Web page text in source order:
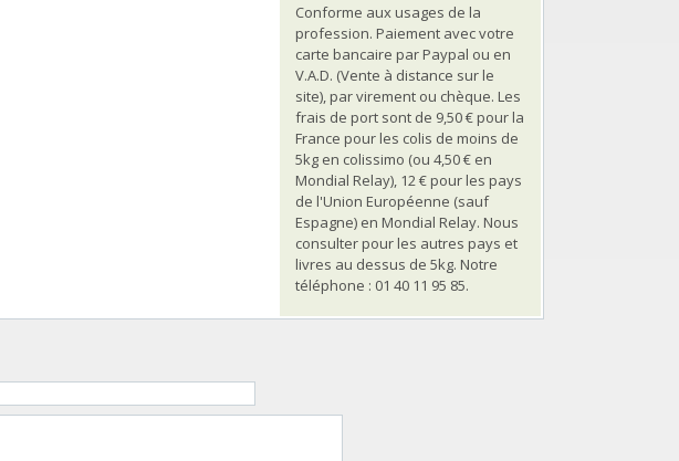
Conforme aux usages de la
profession. Paiement avec votre
carte bancaire par Paypal ou en
V.A.D. (Vente à distance sur le
site), par virement ou chèque. Les
frais de port sont de 9,50 € pour la
France pour les colis de moins de
5kg en colissimo (ou 4,50 € en
Mondial Relay), 12 € pour les pays
de l'Union Européenne (sauf
Espagne) en Mondial Relay. Nous
consulter pour les autres pays et
livres au dessus de 5kg. Notre
téléphone : 01 40 11 95 85.